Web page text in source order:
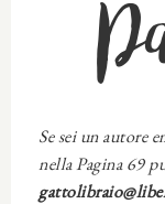
Se sei un autore
nella Pagina 69